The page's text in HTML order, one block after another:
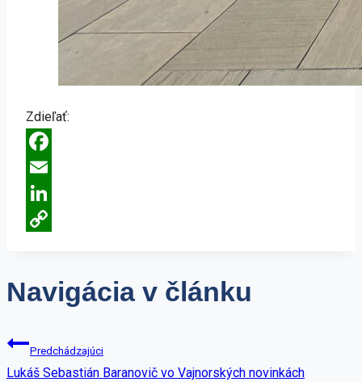
Zdieľať:
Facebook
Email
LinkedIn
Navigácia v článku
Predchádzajúci
Lukáš Sebastián Baranovič vo Vajnorských novinkách